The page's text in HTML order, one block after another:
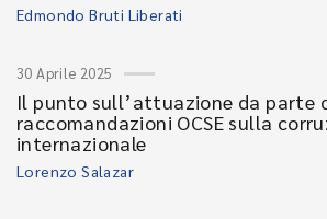
Edmondo Bruti Liberati
30 Aprile 2025
Il punto sull’attuazione da parte
raccomandazioni OCSE sulla
internazionale
Lorenzo Salazar